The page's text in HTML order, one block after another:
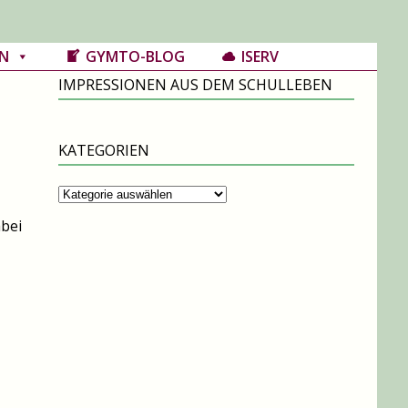
GYMTO-BLOG ISERV
IMPRESSIONEN AUS DEM SCHULLEBEN
KATEGORIEN
Kategorien